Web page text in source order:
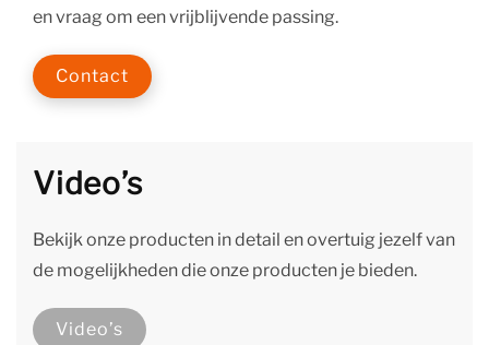
en vraag om een vrijblijvende passing.
Contact
Video’s
Bekijk onze producten in detail en overtuig jezelf van
de mogelijkheden die onze producten je bieden.
Video’s